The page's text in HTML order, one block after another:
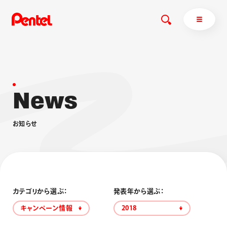
商品を探す
ブラッシュ（筆）
採用情報
運営会社
News
お知 らせ
カテゴリから選ぶ：
キャンペーン情報
発表年から選ぶ：
2018